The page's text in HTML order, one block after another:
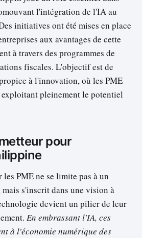
l'intégration de l'IA au
initiatives ont été mises en place
aux avantages de cette
à travers des programmes de
fiscales. L'objectif est de
à l'innovation, où les PME
pleinement le potentiel
pour
PME ne se limite pas à un
s'inscrit dans une vision à
devient un pilier de leur
En embrassant l'IA, ces
à l'économie numérique des